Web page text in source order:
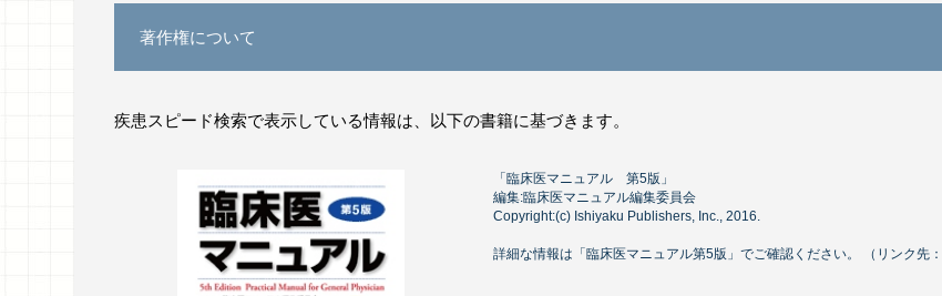
著作権について
疾患スピード検索で表示している情報は、以下の書籍に基づきます。
「臨床医マニュアル 第5版」
編集:臨床医マニュアル編集委員会
Copyright:(c) Ishiyaku Publishers, Inc., 2016.
詳細な情報は「臨床医マニュアル第5版」でご確認ください。 （リンク先：